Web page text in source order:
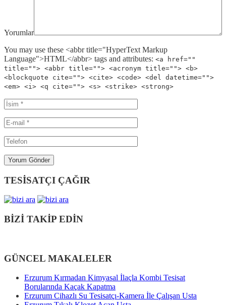
Yorumlar
You may use these <abbr title="HyperText Markup
Language">HTML</abbr> tags and attributes: <a href=""
title=""> <abbr title=""> <acronym title=""> <b>
<blockquote cite=""> <cite> <code> <del datetime="">
<em> <i> <q cite=""> <s> <strike> <strong>
TESİSATÇI ÇAĞIR
BİZİ TAKİP EDİN
GÜNCEL MAKALELER
Erzurum Kırmadan Kimyasal İlaçla Kombi Tesisat
Borularında Kaçak Kapatma
Erzurum Cihazlı Su Tesisatçı-Kamera İle Çalışan Usta